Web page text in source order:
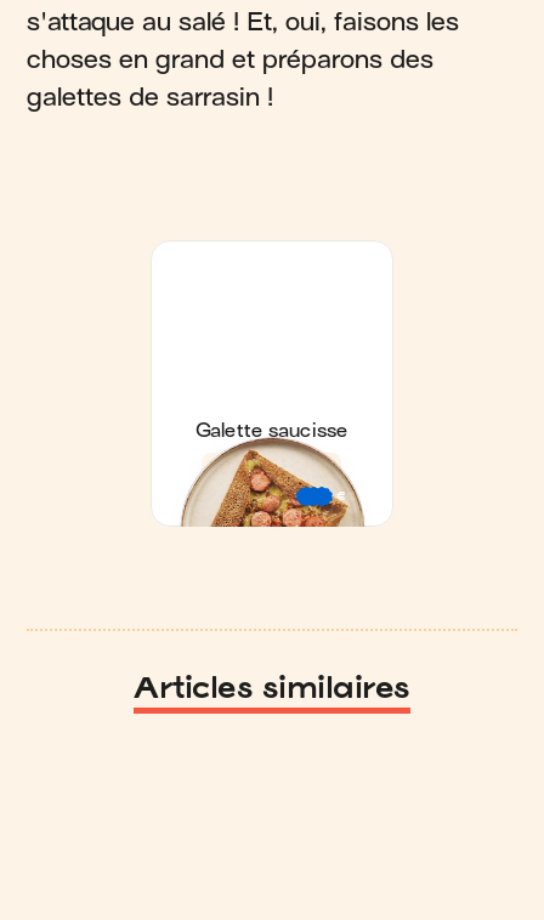
s'attaque au salé ! Et, oui, faisons les
choses en grand et préparons des
galettes de sarrasin !
Articles similaires